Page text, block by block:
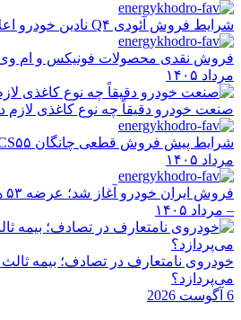
شرایط فروش آئودی Q۴ نادین خودرو اعلام شد – مرداد ۱۴۰۵
مرداد ۱۴۰۵
صنعت خودرو دقیقاً چه نوع کاغذی لازم
مرداد ۱۴۰۵
– مرداد ۱۴۰۵
خودروی نامتعارف در تصادف؛ بیمه
می‌پردازد؟
6 آگوست 2026